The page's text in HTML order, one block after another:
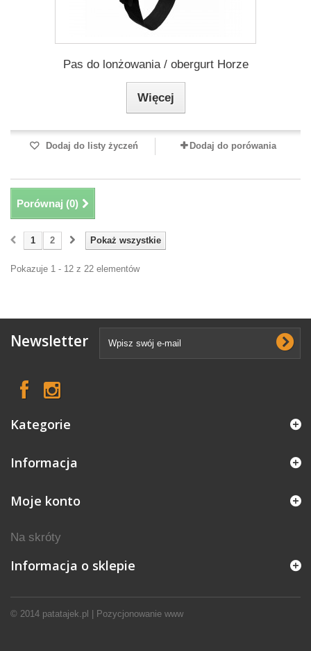
Pas do lonżowania / obergurt Horze
Więcej
Dodaj do listy życzeń Dodaj do porówania
Porównaj (0)
Pokaż wszystkie
1 2
Pokazuje 1 - 12 z 22 elementów
Newsletter
Kategorie
Informacja
© 2014 patatajek.pl Pozycjonowanie www
Moje konto
Na skróty
Informacja o sklepie